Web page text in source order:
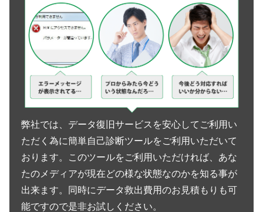
弊社では、データ復旧サービスを安心してご利用い
ただく為に簡単自己診断ツールをご利用いただいて
おります。このツールをご利用いただければ、あな
たのメディアが現在どの様な状態なのかを知る事が
出来ます。同時にデータ救出費用のお見積もりも可
能ですので是非お試しください。